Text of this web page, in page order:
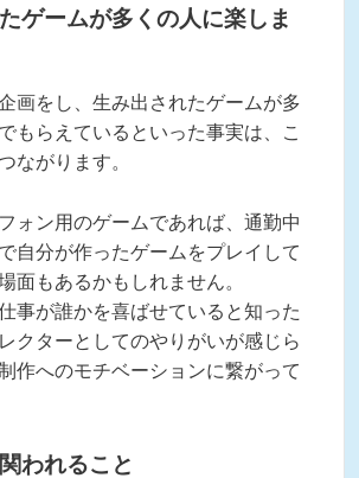
ゲームが多くの人に楽しま
画をし、生み出されたゲームが多
もらえているといった事実は、こ
ながります。
ォン用のゲームであれば、通勤中
自分が作ったゲームをプレイして
面もあるかもしれません。
事が誰かを喜ばせていると知った
クターとしてのやりがいが感じら
作へのモチベーションに繋がって
われること